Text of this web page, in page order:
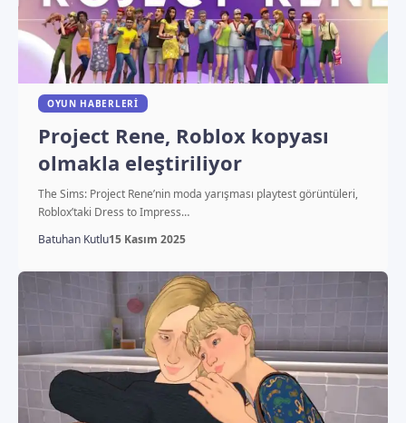
OYUN HABERLERI
Project Rene, Roblox kopyası
olmakla eleştiriliyor
The Sims: Project Rene’nin moda yarışması playtest görüntüleri,
Roblox’taki Dress to Impress…
Batuhan Kutlu15 Kasım 2025